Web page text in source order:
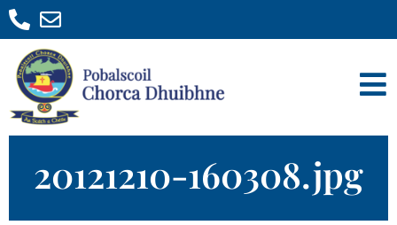
20121210-160308.jpg